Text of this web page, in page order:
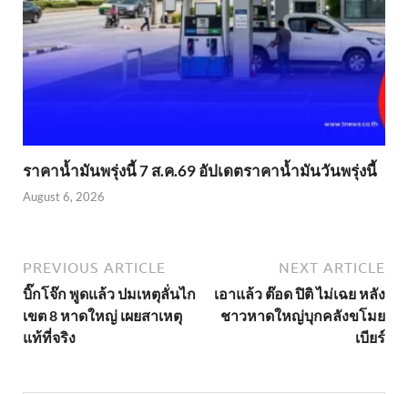
ราคาน้ำมันพรุ่งนี้ 7 ส.ค.69 อัปเดตราคาน้ำมันวันพรุ่งนี้
August 6, 2026
PREVIOUS ARTICLE
บิ๊กโจ๊ก พูดแล้ว ปมเหตุลั่นไก
เขต 8 หาดใหญ่ เผยสาเหตุ
แท้ที่จริง
NEXT ARTICLE
เอาแล้ว ต๊อด ปิติ ไม่เฉย หลัง
ชาวหาดใหญ่บุกคลังขโมย
เบียร์